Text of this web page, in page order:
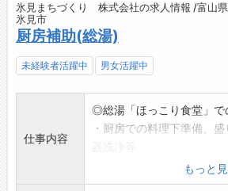
氷見まちづくり 株式会社の求人情報 /富山県
氷見市
厨房補助(総湯)
未経験者活躍中 男女活躍中
仕事内容
◎総湯「ほっこり食堂」で
・厨房での料理下準備、
食後のテーブル拭き 等
***配膳の
もっと